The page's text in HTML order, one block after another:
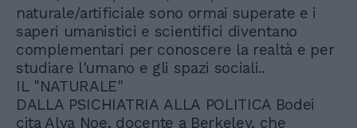
naturale/artificiale sono ormai superate e i
saperi umanistici e scientifici diventano
complementari per conoscere la realtà e per
studiare l'umano e gli spazi sociali..
IL "NATURALE"
DALLA PSICHIATRIA ALLA POLITICA Bodei
cita Alva Noe, docente a Berkeley, che